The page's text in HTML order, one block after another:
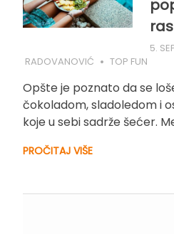
5.
RADOVANOVIĆ
TOP FUN
Opšte je poznato da se
čokoladom, sladoledom i
koje u sebi sadrže šećer.
PROČITAJ VIŠE